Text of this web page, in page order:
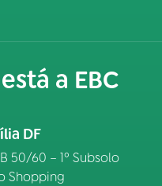
a EBC
DF
50/60 – 1º Subsolo
Shopping